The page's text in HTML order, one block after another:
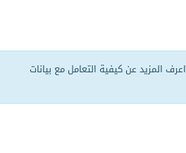
اعرف المزيد عن كيفية التعامل مع بيانات